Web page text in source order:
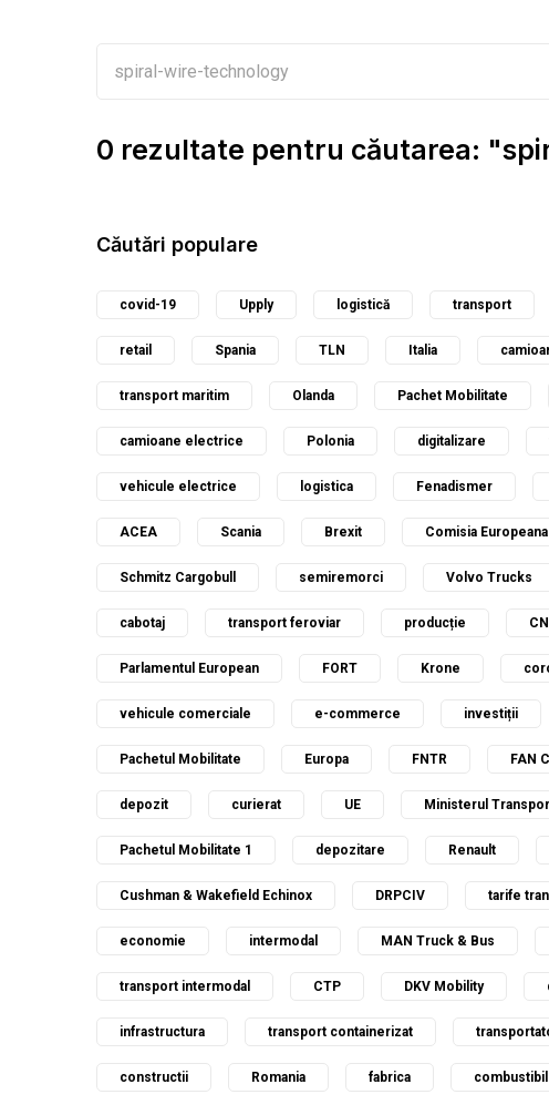
0 rezultate pentru căutarea:
Căutări populare
covid-19 Upply logistică transport
retail Spania TLN Italia
transport maritim Olanda Pachet Mobilitate
camioane electrice Polonia digitalizare
vehicule electrice logistica Fenadismer
ACEA Scania Brexit Comisia Europeana
Schmitz Cargobull semiremorci Volvo Trucks
cabotaj transport feroviar producție
Parlamentul European FORT Krone
vehicule comerciale e-commerce investiții
Pachetul Mobilitate Europa FNTR FAN
depozit curierat UE Ministerul
Pachetul Mobilitate 1 depozitare Renault
Cushman & Wakefield Echinox DRPCIV tarife
economie intermodal MAN Truck & Bus
transport intermodal CTP DKV Mobility
infrastructura transport containerizat
constructii Romania fabrica combustibil